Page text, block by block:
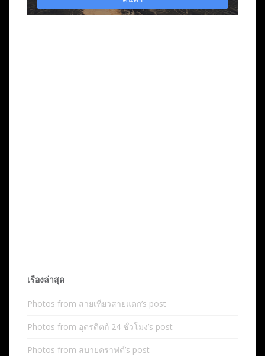
เรื่องล่าสุด
Photos from สายเที่ยวสายแดก’s post
Photos from อุตรดิตถ์ 24 ชั่วโมง’s post
Photos from สบายคราฟต์’s post